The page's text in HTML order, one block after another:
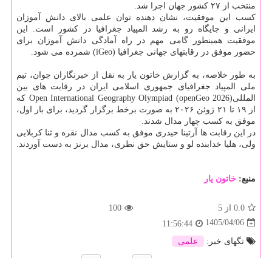
منتخب از ۲۷ کشور جهان اجرا شد.
کسب این موفقیت، نشان دهنده توان علمی بالای دانش آموزان
ایرانی و جایگاه رو به رشد المپیاد جغرافیا در کشور است. این
موفقیت همینطور گامی مهم در راه آمادگی دانش آموزان برای
حضور موفق در رقابتهای جهانی جغرافیا (iGeo) شمرده می شود.
به طور خلاصه، به گزارش خاتون یار به نقل از خبرنگاران جوان، تیم
ملی المپیاد جغرافیای جمهوری اسلامی ایران در رقابت های بین
المللیOpen International Geography Olympiad (openGeo 2026) که
از ۱۹ تا ۲۱ ژوئن ۲۰۲۶ به صورت برخط برگزار گردید، برای بار اول،
موفق به کسب چهار مدال شدند.
در این رقابت ها آرتینا حیدری موفق به کسب مدال نقره و ثنا کربلایی
ولی، هلیا خدابنده لو و ستایش حق نظری، مدال برنز به دست آوردند.
منبع: خاتون یار
0.0 از 5
100
1405/04/06
11:56:44
تگهای خبر:
علمی